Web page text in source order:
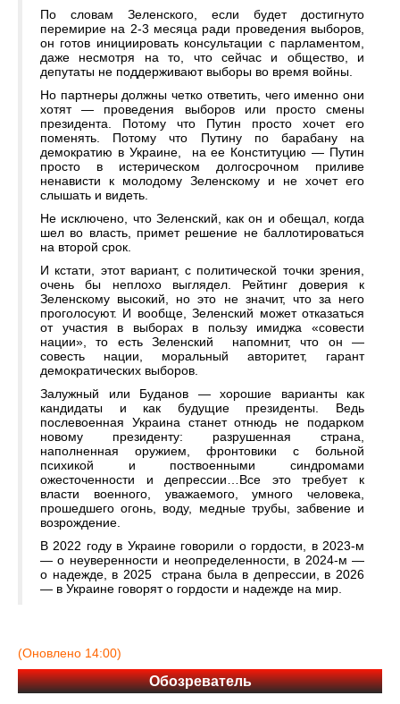
По словам Зеленского, если будет достигнуто
перемирие на 2-3 месяца ради проведения выборов,
он готов инициировать консультации с парламентом,
даже несмотря на то, что сейчас и общество, и
депутаты не поддерживают выборы во время войны.
Но партнеры должны четко ответить, чего именно они
хотят — проведения выборов или просто смены
президента. Потому что Путин просто хочет его
поменять. Потому что Путину по барабану на
демократию в Украине, на ее Конституцию — Путин
просто в истерическом долгосрочном приливе
ненависти к молодому Зеленскому и не хочет его
слышать и видеть.
Не исключено, что Зеленский, как он и обещал, когда
шел во власть, примет решение не баллотироваться
на второй срок.
И кстати, этот вариант, с политической точки зрения,
очень бы неплохо выглядел. Рейтинг доверия к
Зеленскому высокий, но это не значит, что за него
проголосуют. И вообще, Зеленский может отказаться
от участия в выборах в пользу имиджа «совести
нации», то есть Зеленский напомнит, что он —
совесть нации, моральный авторитет, гарант
демократических выборов.
Залужный или Буданов — хорошие варианты как
кандидаты и как будущие президенты. Ведь
послевоенная Украина станет отнюдь не подарком
новому президенту: разрушенная страна,
наполненная оружием, фронтовики с больной
психикой и поствоенными синдромами
ожесточенности и депрессии…Все это требует к
власти военного, уважаемого, умного человека,
прошедшего огонь, воду, медные трубы, забвение и
возрождение.
В 2022 году в Украине говорили о гордости, в 2023-м
— о неуверенности и неопределенности, в 2024-м —
о надежде, в 2025 страна была в депрессии, в 2026
— в Украине говорят о гордости и надежде на мир.
(Оновлено 14:00)
Обозреватель